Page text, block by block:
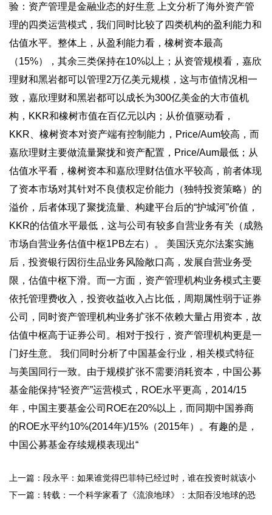
上一篇：段永平：如果谁觉得巴菲特已经过时，谁在投资时就该小
心了 ...
下一篇：转载：一个科学家看了《流浪地球》：太阳吞没地球的恐